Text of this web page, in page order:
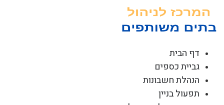
דף הבית
גביית כספים
הנהלת חשבונות
תפעול בניין